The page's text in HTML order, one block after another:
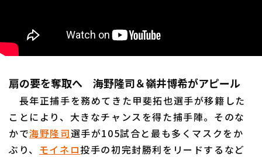
扇の要を奪取へ 海野隆司＆嶺井博希がアピール
長年正捕手を務めてきた甲斐拓也選手が移籍した
ことにより、大きなチャンスを得た捕手陣。そのな
かで海野隆司選手が105試合と最も多くマスクをか
ぶり、 モイネロ投手の初完封勝利をリードするなど